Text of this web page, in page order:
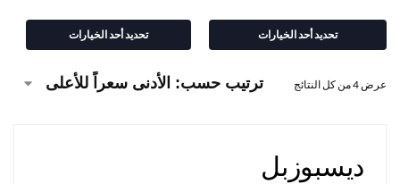
تحديد أحد الخيارات تحديد أحد الخيارات
عرض ⁦4⁩ من كل النتائج
ديسبوزبل